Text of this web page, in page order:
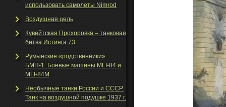
использовать самолеты Nimrod
Воздушная цель
Кувейтская Прохоровка – танковая
битва Истинга 73
Румынские «родственники»
БМП-1. Боевые машины MLI-84 и
MLI-84M
Необычные танки Росcии и СССР.
Танк на воздушной подушке 1937 г.